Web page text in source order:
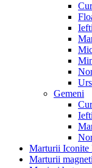
Urs
Gemeni
Marturii Iconite
Marturii